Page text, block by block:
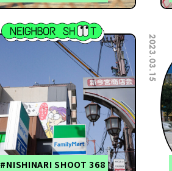
#NISHINARI SHOOT 368
2023.03.15